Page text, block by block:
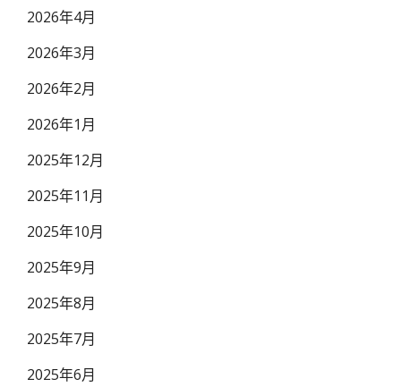
2026年4月
2026年3月
2026年2月
2026年1月
2025年12月
2025年11月
2025年10月
2025年9月
2025年8月
2025年7月
2025年6月